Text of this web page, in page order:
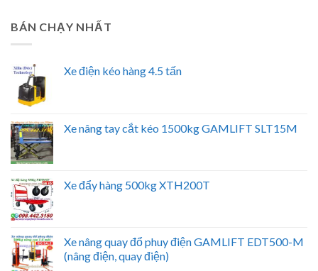
BÁN CHẠY NHẤT
Xe điện kéo hàng 4.5 tấn
Xe nâng tay cắt kéo 1500kg GAMLIFT SLT15M
Xe đẩy hàng 500kg XTH200T
Xe nâng quay đổ phuy điện GAMLIFT EDT500-M
(nâng điện, quay điện)